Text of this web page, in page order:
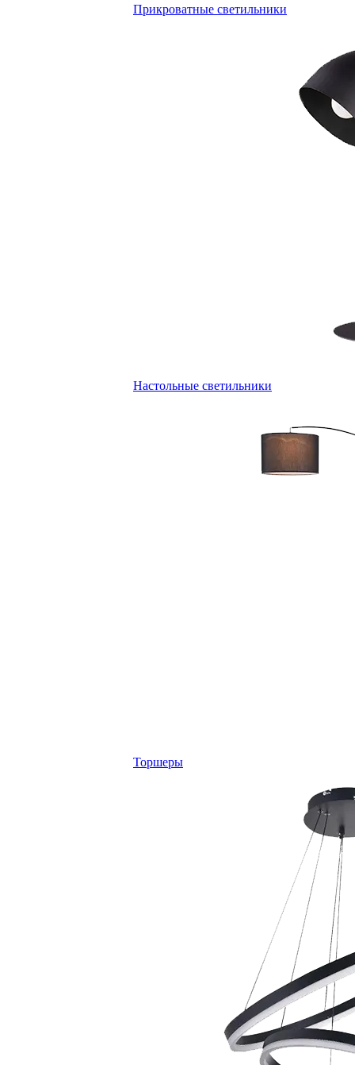
Прикроватные светильники
Настольные светильники
Торшеры